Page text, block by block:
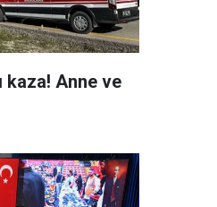
kaza! Anne ve